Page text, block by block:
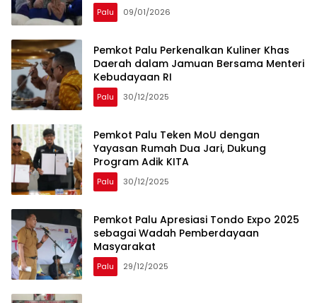
Palu 09/01/2026
Pemkot Palu Perkenalkan Kuliner Khas
Daerah dalam Jamuan Bersama Menteri
Kebudayaan RI
Palu 30/12/2025
Pemkot Palu Teken MoU dengan
Yayasan Rumah Dua Jari, Dukung
Program Adik KITA
Palu 30/12/2025
Pemkot Palu Apresiasi Tondo Expo 2025
sebagai Wadah Pemberdayaan
Masyarakat
Palu 29/12/2025